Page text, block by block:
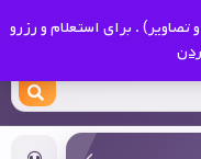
. برای استعلام و رزرو